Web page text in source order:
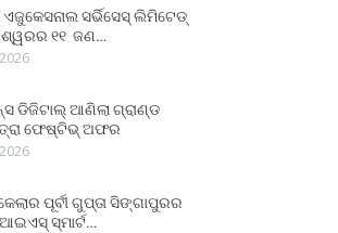
ସର୍ଭିସେସ୍ ଲିମିଟେଡ୍
୧୧ ଜଣ…
ଡିଜିଟାଲ୍ ଆଣିଲା ଗ୍ରାଣ୍ଡ
ଫେଷ୍ଟିଭ୍ ଅଫର
ପୂର୍ବୀ ଗୁପ୍ତା ସିଙ୍ଗାପୁରର
ସ୍ମାର୍ଟ…